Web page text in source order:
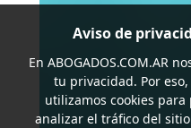
Aviso de
En ABOGADOS.COM.AR
tu privacidad. Por
utilizamos cookies
analizar el tráfico del